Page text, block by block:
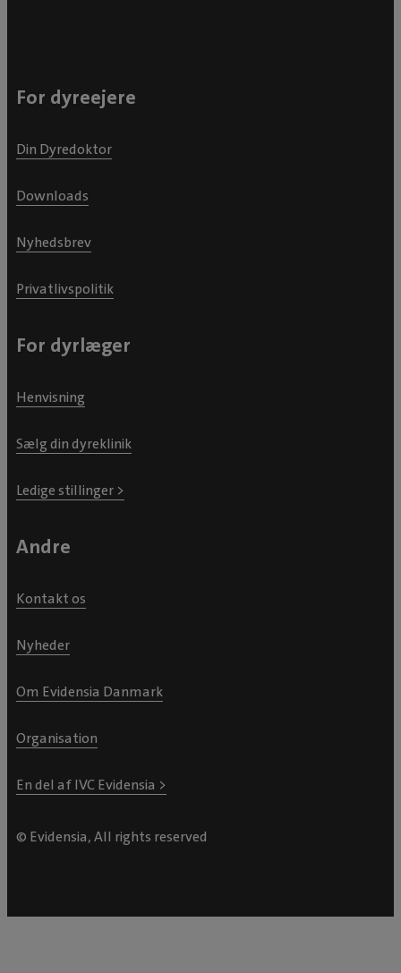
For dyreejere
Din Dyredoktor
Downloads
Nyhedsbrev
Privatlivspolitik
For dyrlæger
Henvisning
Sælg din dyreklinik
Ledige stillinger >
Andre
Kontakt os
Nyheder
Om Evidensia Danmark
Organisation
En del af IVC Evidensia >
© Evidensia, All rights reserved